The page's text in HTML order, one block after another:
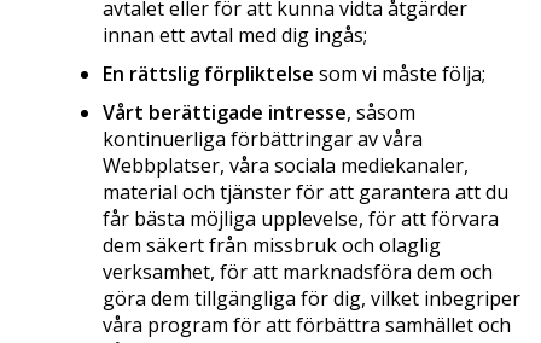
avtalet eller för att kunna vidta åtgärder
innan ett avtal med dig ingås;
En rättslig förpliktelse som vi måste följa;
Vårt berättigade intresse, såsom
kontinuerliga förbättringar av våra
Webbplatser, våra sociala mediekanaler,
material och tjänster för att garantera att du
får bästa möjliga upplevelse, för att förvara
dem säkert från missbruk och olaglig
verksamhet, för att marknadsföra dem och
göra dem tillgängliga för dig, vilket inbegriper
våra program för att förbättra samhället och